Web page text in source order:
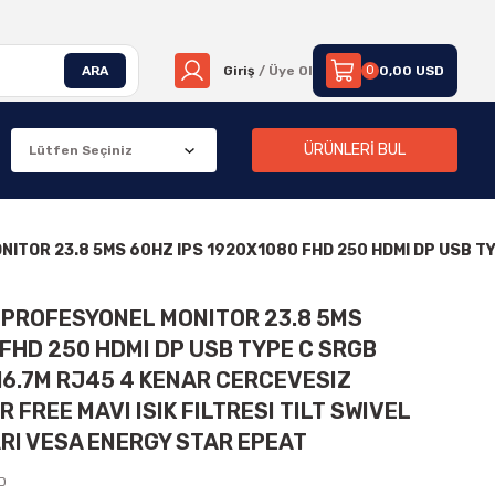
ARA Giriş / Üye Ol 0 0,00 USD
ÜRÜNLERİ BUL
23.8 5MS 60HZ IPS 1920X1080 FHD 250 HDMI DP USB
MONITOR 23.8 5MS
250 HDMI DP USB TYPE C SRGB
RJ45 4 KENAR CERCEVESIZ
FREE MAVI ISIK FILTRESI TILT SWIVEL
VESA ENERGY STAR EPEAT